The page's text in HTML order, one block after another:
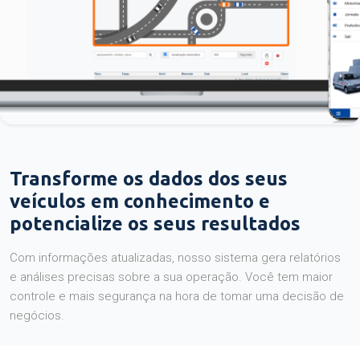
Transforme os dados dos seus
veículos em conhecimento e
potencialize os seus resultados
Com informações atualizadas, nosso sistema gera relatórios
e análises precisas sobre a sua operação. Você tem maior
controle e mais segurança na hora de tomar uma decisão de
negócios.